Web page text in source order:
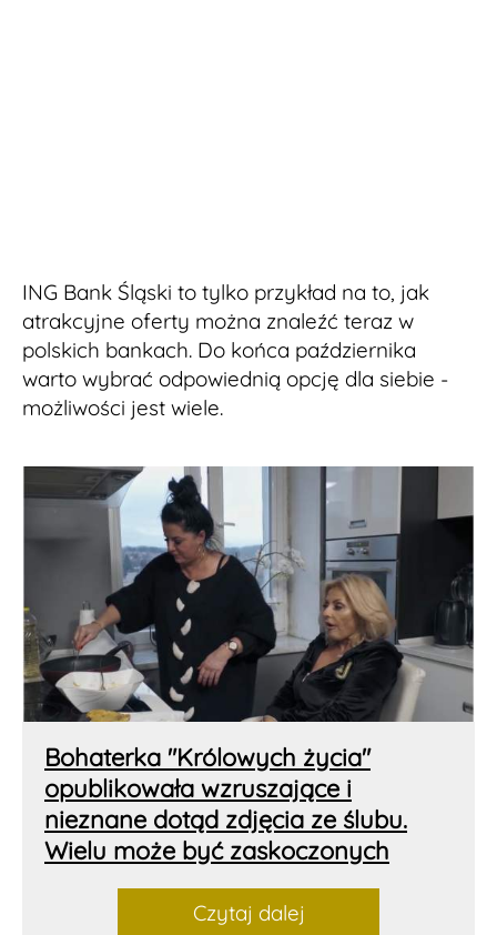
ING Bank Śląski to tylko przykład na to, jak
atrakcyjne oferty można znaleźć teraz w
polskich bankach. Do końca października
warto wybrać odpowiednią opcję dla siebie -
możliwości jest wiele.
Bohaterka "Królowych życia"
opublikowała wzruszające i
nieznane dotąd zdjęcia ze ślubu.
Wielu może być zaskoczonych
Czytaj dalej